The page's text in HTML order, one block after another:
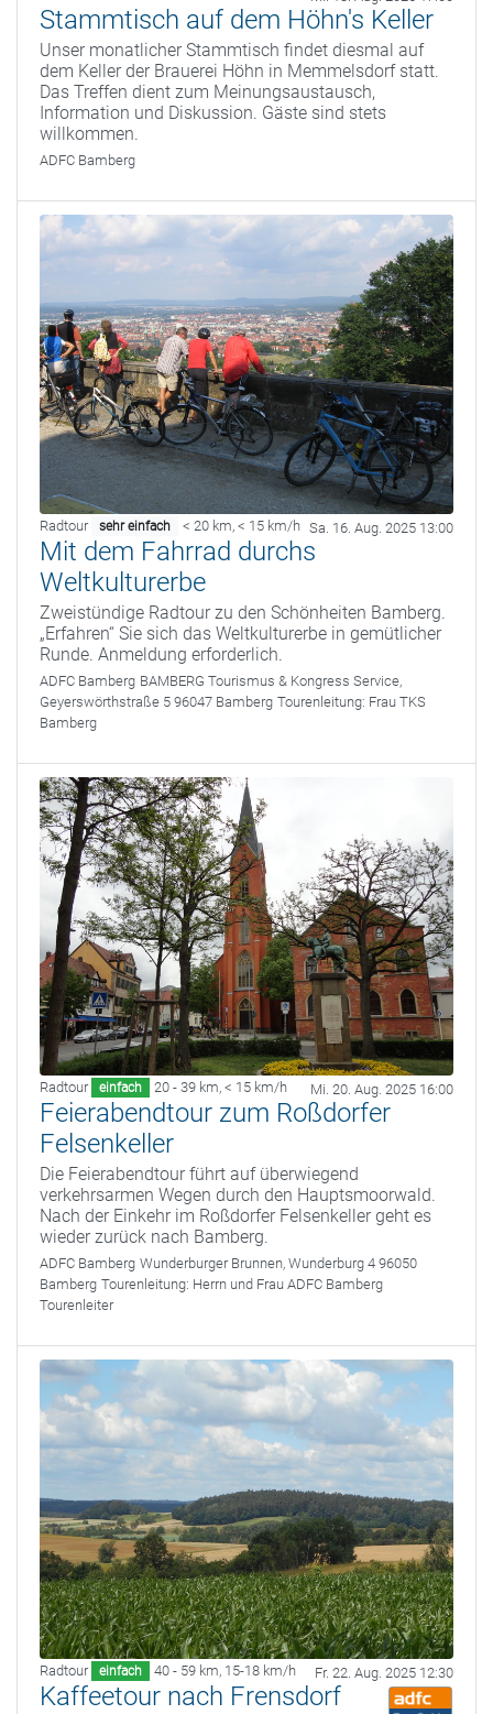
Stammtisch auf dem Höhn's Keller
Unser monatlicher Stammtisch findet diesmal auf
dem Keller der Brauerei Höhn in Memmelsdorf statt.
Das Treffen dient zum Meinungsaustausch,
Information und Diskussion. Gäste sind stets
willkommen.
ADFC Bamberg
Radtour sehr einfach < 20 km, < 15 km/h Sa. 16. Aug. 2025 13:00
Mit dem Fahrrad durchs
Weltkulturerbe
Zweistündige Radtour zu den Schönheiten Bamberg.
„Erfahren“ Sie sich das Weltkulturerbe in gemütlicher
Runde. Anmeldung erforderlich.
ADFC Bamberg BAMBERG Tourismus & Kongress Service,
Geyerswörthstraße 5 96047 Bamberg Tourenleitung: Frau TKS
Bamberg
Radtour einfach 20 - 39 km, < 15 km/h Mi. 20. Aug. 2025 16:00
Feierabendtour zum Roßdorfer
Felsenkeller
Die Feierabendtour führt auf überwiegend
verkehrsarmen Wegen durch den Hauptsmoorwald.
Nach der Einkehr im Roßdorfer Felsenkeller geht es
wieder zurück nach Bamberg.
ADFC Bamberg Wunderburger Brunnen, Wunderburg 4 96050
Bamberg Tourenleitung: Herrn und Frau ADFC Bamberg
Tourenleiter
Radtour einfach 40 - 59 km, 15-18 km/h Fr. 22. Aug. 2025 12:30
Kaffeetour nach Frensdorf